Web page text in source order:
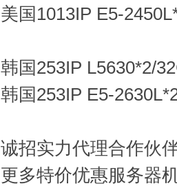
美国1013IP E5-
韩国253IP L5630*2/
韩国253IP E5-
诚招实力代理合作伙
更多特价优惠服务器